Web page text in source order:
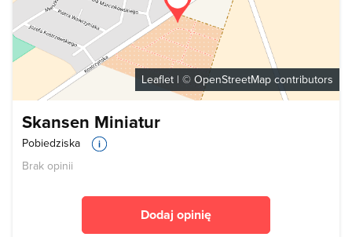
Leaflet | © OpenStreetMap contributors
Skansen Miniatur
Pobiedziska
Brak opinii
Dodaj opinię